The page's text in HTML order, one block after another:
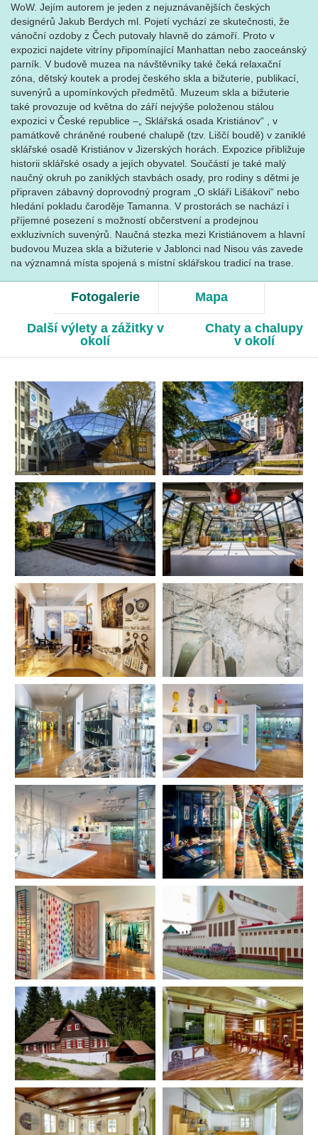
WoW. Jejím autorem je jeden z nejuznávanějších českých
designérů Jakub Berdych ml. Pojetí vychází ze skutečnosti, že
vánoční ozdoby z Čech putovaly hlavně do zámoří. Proto v
expozici najdete vitríny připomínající Manhattan nebo zaoceánský
parník. V budově muzea na návštěvníky také čeká relaxační
zóna, dětský koutek a prodej českého skla a bižuterie, publikací,
suvenýrů a upomínkových předmětů. Muzeum skla a bižuterie
také provozuje od května do září nejvýše položenou stálou
expozici v České republice –„ Sklářská osada Kristiánov“ , v
památkově chráněné roubené chalupě (tzv. Liščí boudě) v zaniklé
sklářské osadě Kristiánov v Jizerských horách. Expozice přibližuje
historii sklářské osady a jejích obyvatel. Součástí je také malý
naučný okruh po zaniklých stavbách osady, pro rodiny s dětmi je
připraven zábavný doprovodný program „O skláři Lišákovi“ nebo
hledání pokladu čaroděje Tamanna. V prostorách se nachází i
příjemné posezení s možností občerstvení a prodejnou
exkluzivních suvenýrů. Naučná stezka mezi Kristiánovem a hlavní
budovou Muzea skla a bižuterie v Jablonci nad Nisou vás zavede
na významná místa spojená s místní sklářskou tradicí na trase.
Fotogalerie Mapa
Další výlety a zážitky v
okolí
Chaty a chalupy
v okolí